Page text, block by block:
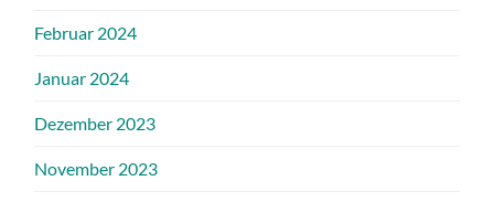
Februar 2024
Januar 2024
Dezember 2023
November 2023